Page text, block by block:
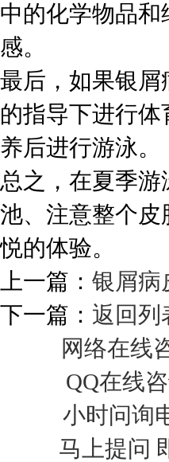
中的化学物品
感。
最后，如果银
的指导下进行
养后进行游泳。
总之，在夏季
池、注意整个
悦的体验。
上一篇： 银屑病
下一篇： 返回列
网络在线
QQ在线
小时问询
马上提问